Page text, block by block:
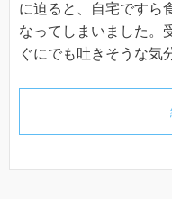
に迫ると、自宅ですら
なってしまいました。
ぐにでも吐きそうな気